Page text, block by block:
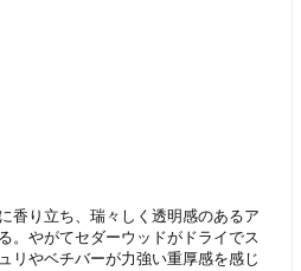
香り立ち、瑞々しく透明感のあるア
。やがてセダーウッドがドライでス
リやベチバーが力強い重厚感を感じ